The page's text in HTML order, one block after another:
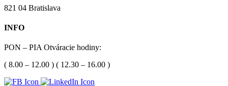
821 04 Bratislava
INFO
PON – PIA Otváracie hodiny:
( 8.00 – 12.00 ) ( 12.30 – 16.00 )